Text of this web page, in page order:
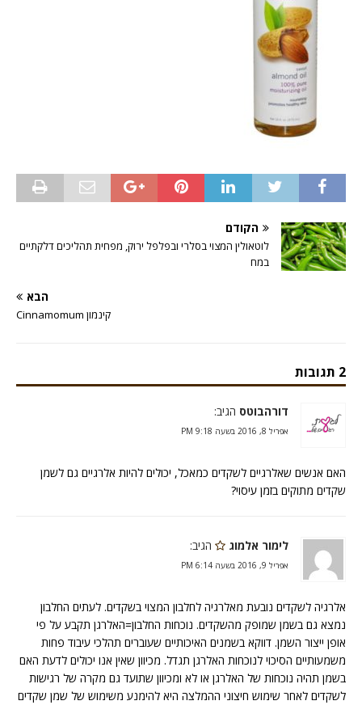
הקודם
לוטאולין המצוי בסלרי ובפלפל ירוק, מפחית תהליכים דלקתיים
במח
הבא
קינמון Cinnamomum
2 תגובות
דורהבוטס הגיב:
אפריל 8, 2016 בשעה 9:18 PM
האם אנשים שאלרגיים לשקדים כמאכל, יכולים להיות אלרגיים גם לשמן
שקדים מתוקים בזמן עיסוי?
לימור אלמוג הגיב:
אפריל 9, 2016 בשעה 6:14 PM
אלרגיה לשקדים נובעת מאלרגיה לחלבון המצוי בשקדים. לעתים החלבון
נמצא גם בשמן שמופק מהשקדים. נוכחות החלבון=האלרגן תקבע על פי
אופן ייצור השמן. דווקא בשמנים האיכותיים שעוברים תהלכי עיבוד פחות
משמעותיים הסיכוי לנוכחות האלרגן תגדל. מכיוון שאין אנו יכולים לדעת האם
בשמן תהיה נוכחות של האלרגן או לא ומכיוון שתועד גם מקרה של רגישות
לשקדים לאחר שימוש חיצוני ההמלצה היא להימנע משימוש של שמן שקדים